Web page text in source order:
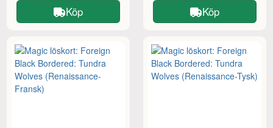
Köp Köp